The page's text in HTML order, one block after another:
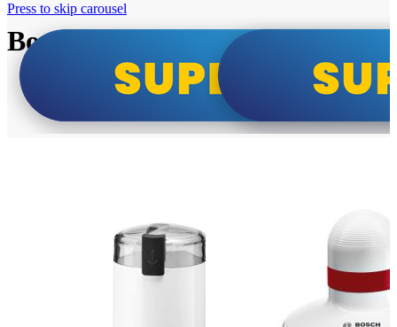
Bosch super cene
Press to skip carousel